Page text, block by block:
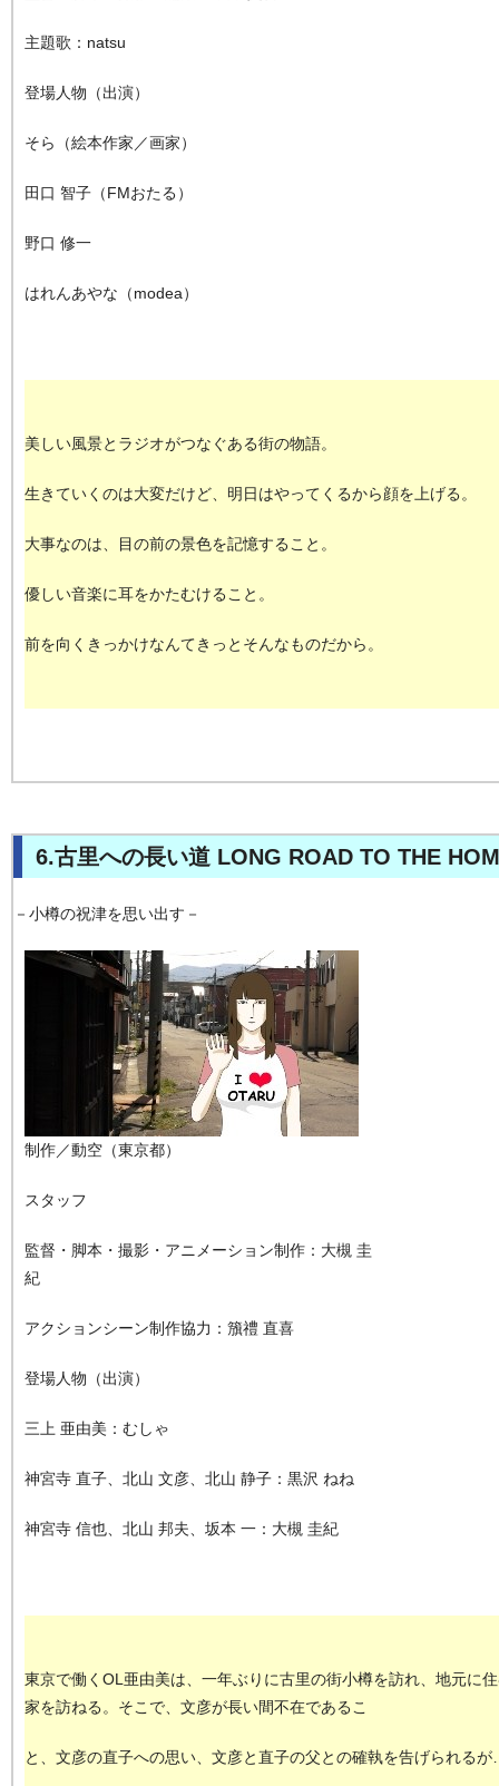
主題歌：natsu
登場人物（出演）
そら（絵本作家／画家）
田口 智子（FMおたる）
野口 修一
はれんあやな（modea）
美しい風景とラジオがつなぐある街の物語。
生きていくのは大変だけど、明日はやってくるから顔を上げる。
大事なのは、目の前の景色を記憶すること。
優しい音楽に耳をかたむけること。
前を向くきっかけなんてきっとそんなものだから。
6.古里への長い道 LONG ROAD TO THE
－小樽の祝津を思い出す－
制作／動空（東京都）
スタッフ
監督・脚本・撮影・アニメーション制作：大槻 圭
紀
アクションシーン制作協力：籏禮 直喜
登場人物（出演）
三上 亜由美：むしゃ
神宮寺 直子、北山 文彦、北山 静子：黒沢 ねね
神宮寺 信也、北山 邦夫、坂本 一：大槻 圭紀
東京で働くOL亜由美は、一年ぶりに古里の街小樽を訪れ、地元に
家を訪ねる。そこで、文彦が長い間不在であるこ
と、文彦の直子への思い、文彦と直子の父との確執を告げられる